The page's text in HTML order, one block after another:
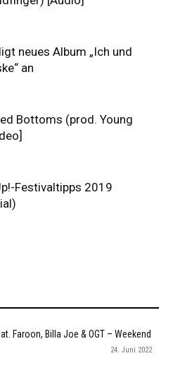
neues Album „Ich und
an
Bottoms (prod. Young
Festivaltipps 2019
Faroon, Billa Joe & OGT – Weekend
24. Juni 2022